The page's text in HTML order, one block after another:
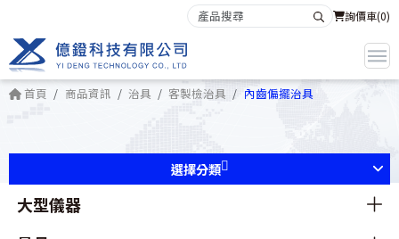
詢價車(0)
首頁 商品資訊 治具 客製檢治具 內齒偏擺治具
選擇分類
大型儀器